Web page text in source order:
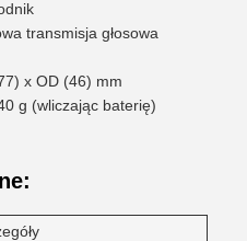
transmisja głosowa
x OD (46) mm
g (wliczając baterię)